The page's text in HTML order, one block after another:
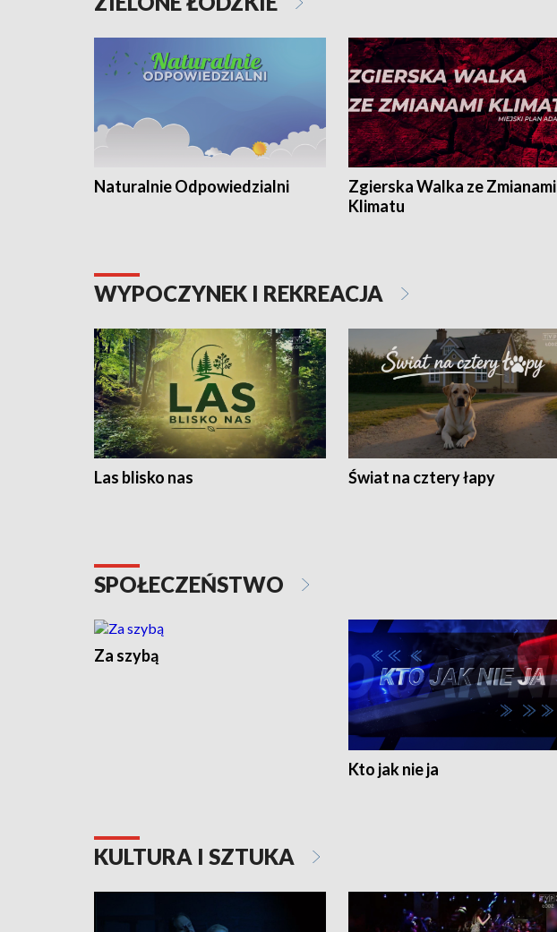
Naturalnie Odpowiedzialni
Zgierska Walka ze Zmianami
Klimatu
WYPOCZYNEK I REKREACJA
Las blisko nas Świat na cztery łapy
SPOŁECZEŃSTWO
Za szybą
Kto jak nie ja
KULTURA I SZTUKA